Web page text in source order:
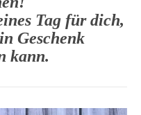
Tag für dich,
Geschenk
kann.